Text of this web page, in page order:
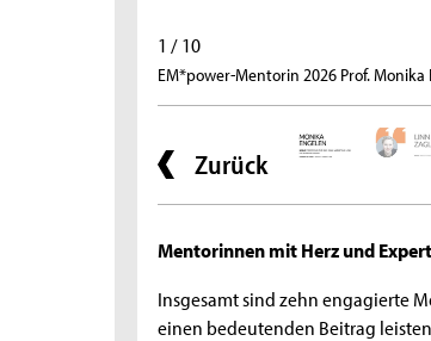
1 / 10
EM*power-Mentorin 2026 Prof.
Zurück
Mentorinnen mit Herz und
Insgesamt sind zehn engagierte
einen bedeutenden Beitrag